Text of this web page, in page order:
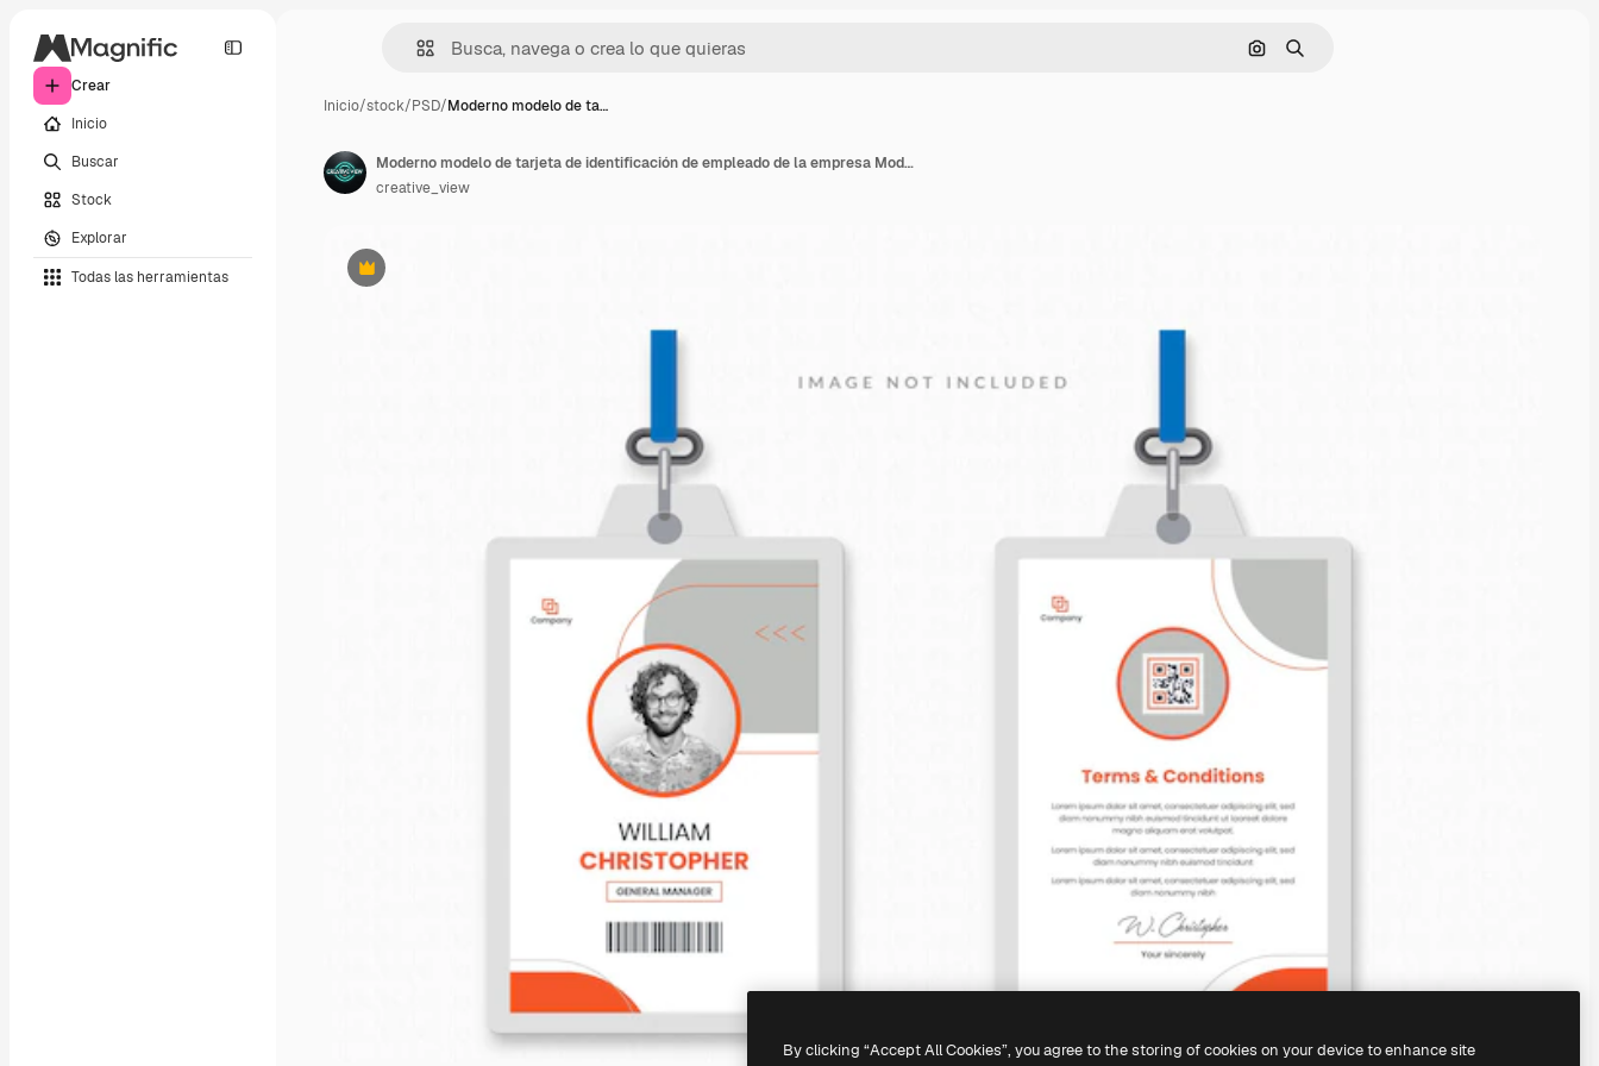
Crear
Inicio
Buscar
Stock
Explorar
Todas las herramientas
Buscar por imagen
Buscar
Inicio/stock/PSD/Moderno modelo de ta…
Premium
Moderno modelo de tarjeta de identificación de empleado de la empresa Moderno modelo del pasaporte de insignia de negocio corporativo
creative_view
By clicking “Accept All Cookies”, you agree to the storing of cookies on your device to enhance site